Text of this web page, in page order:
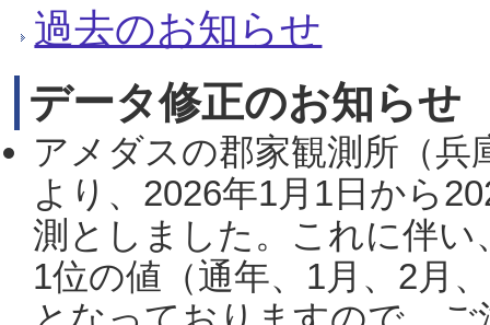
過去のお知らせ
データ修正のお知らせ
アメダスの郡家観測所（
より、2026年1月1日から
測としました。これに伴い
1位の値（通年、1月、2月